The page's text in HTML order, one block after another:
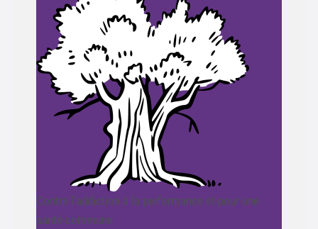
Contre l'addiction à la performance et pour une
santé commune